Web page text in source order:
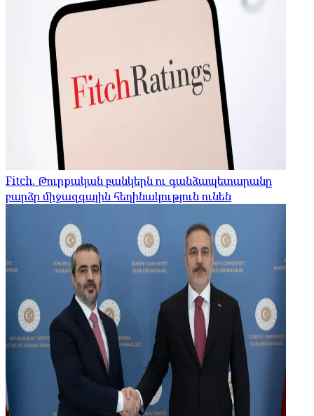
Fitch. Թուրքական բանկերն ու գանձապետարանը
բարձր միջազգային հեղինակություն ունեն